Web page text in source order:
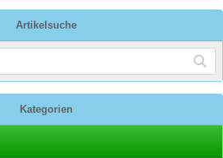
Artikelsuche
Kategorien